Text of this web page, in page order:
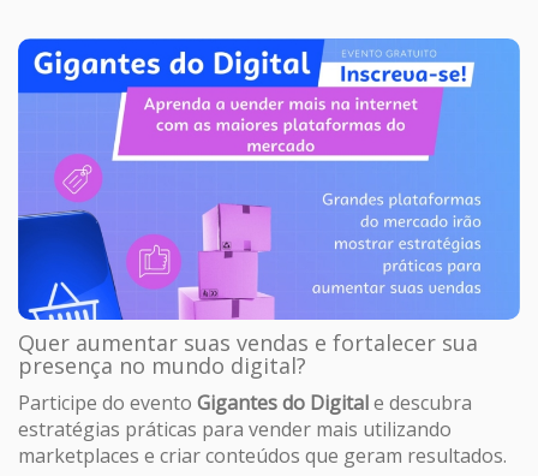
Quer aumentar suas vendas e fortalecer sua
presença no mundo digital?
Participe do evento Gigantes do Digitale descubra
estratégias práticas para vender mais utilizando
marketplaces e criar conteúdos que geram resultados.